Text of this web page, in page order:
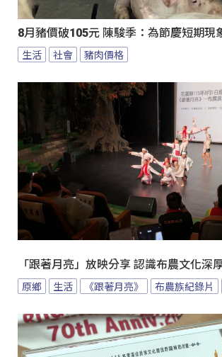
8月豬價破105元 陳駿季：為節慶短期現
生活 社會 豬肉價格
「跟著月亮」放映分享 認識布農文化深
原鄉 生活 《跟著月亮》 布農族紀錄片